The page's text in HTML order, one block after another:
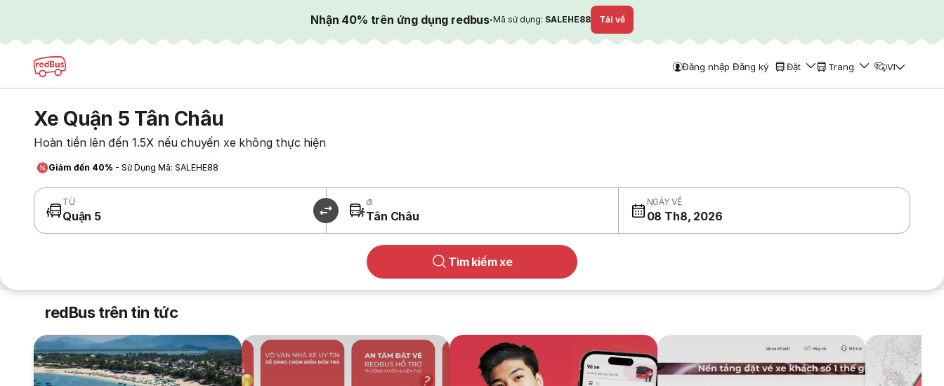
Nhận 40% trên ứng dụng redbus·Mã sử dụng: SALEHE88 Tải về
Đăng nhập Đăng ký Đặt Trang VI
Xe Quận 5 Tân Châu
Hoàn tiền lên đến 1.5X nếu chuyến xe không thực hiện
Giảm đến 40% - Sử Dụng Mã: SALEHE88
TỪ
Quận 5
đi
Tân Châu
NGÀY VỀ
08 Th8, 2026
Tìm kiếm xe
redBus trên tin tức